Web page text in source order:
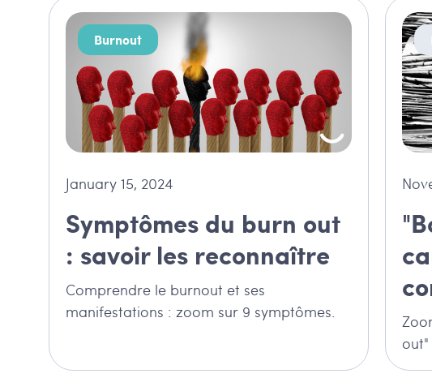
Burnout
January 15, 2024
Symptômes du burn out
: savoir les reconnaître
Comprendre le burnout et ses
manifestations : zoom sur 9 symptômes.